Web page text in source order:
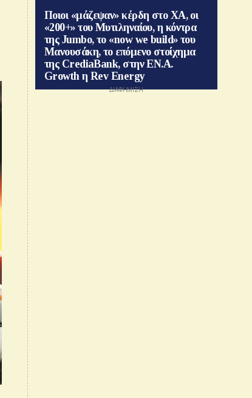
Ποιοι «μάζεψαν» κέρδη στο ΧΑ, οι
«200+» του Μυτιληναίου, η κόντρα
της Jumbo, το «now we build» του
Μανουσάκη, το επόμενο στοίχημα
της CrediaBank, στην ΕΝ.Α.
Growth η Rev Energy